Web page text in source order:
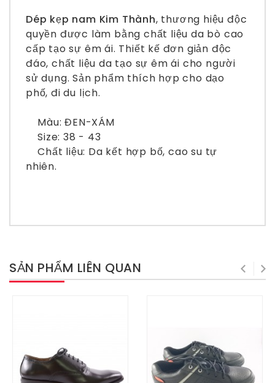
Dép kẹp nam Kim Thành, thương hiệu độc
quyền được làm bằng chất liệu da bò cao
cấp tạo sự êm ái. Thiết kế đơn giản độc
đáo, chất liệu da tạo sự êm ái cho người
sử dụng. Sản phẩm thích hợp cho dạo
phố, đi du lịch.
Màu: ĐEN-XÁM
Size: 38 - 43
Chất liệu: Da kết hợp bố, cao su tự
nhiên.
SẢN PHẨM LIÊN QUAN